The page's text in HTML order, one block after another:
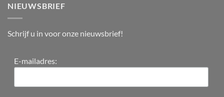
NIEUWSBRIEF
Schrijf u in voor onze nieuwsbrief!
E-mailadres: